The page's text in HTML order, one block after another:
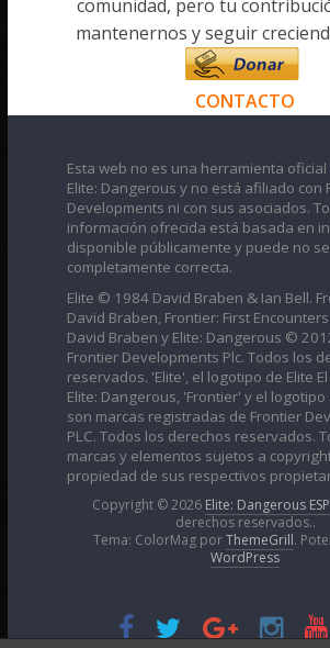
mantenernos y seguir
CONTACTO
Esta web no es una herramienta
Elite: Dangerous y no está afiliado con
Developments ni con sus asociados.
información ofrecida está basada en
disponible públicamente y puede no
completamente correcta.
Elite © 1984 David Braben & Ian Bell.
David Braben, Frontier: First
David Braben y Elite: Dangerous ©
Frontier Developments Plc. Todos los
reservados. 'Elite', el logotipo de Elite
Elite: Dangerous, 'Frontier' y el logotipo
son marcas registradas de Frontier
PLC. Todos los derechos reservados.
marcas y elementos sujetos a
propiedad de sus respectivos
Copyright © 2026 Elite: Dangerous ESP
derechos reservados..
Tema: ColorMag porThemeGrill.
WordPress